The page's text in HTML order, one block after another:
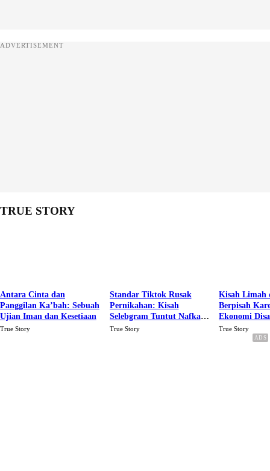
ADVERTISEMENT
TRUE STORY
Antara Cinta dan
Panggilan Ka’bah: Sebuah
Ujian Iman dan Kesetiaan
True Story
Standar Tiktok Rusak
Pernikahan: Kisah
Selebgram Tuntut Nafkah
Rp.15 Juta Perbulan
True Story
Kisah Limah
Berpisah
Ekonomi
Karena Cinta
True Story